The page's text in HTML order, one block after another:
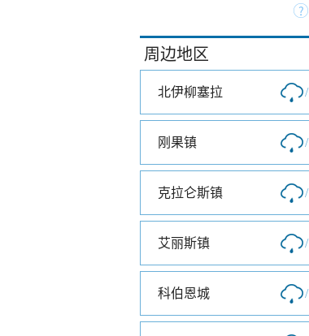
周边地区
北伊柳塞拉 /
刚果镇 /
克拉仑斯镇 /
艾丽斯镇 /
科伯恩城 /